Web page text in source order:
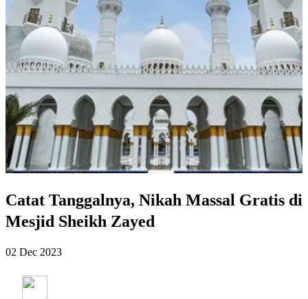
Catat Tanggalnya, Nikah Massal Gratis di
Mesjid Sheikh Zayed
02 Dec 2023